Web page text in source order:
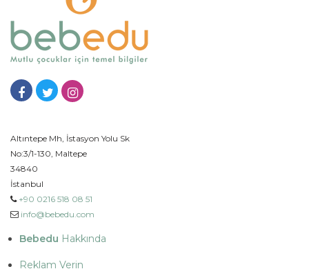
Altıntepe Mh, İstasyon Yolu Sk
No:3/1-130, Maltepe
34840
İstanbul
+90 0216 518 08 51
info@bebedu.com
Bebedu Hakkında
Reklam Verin